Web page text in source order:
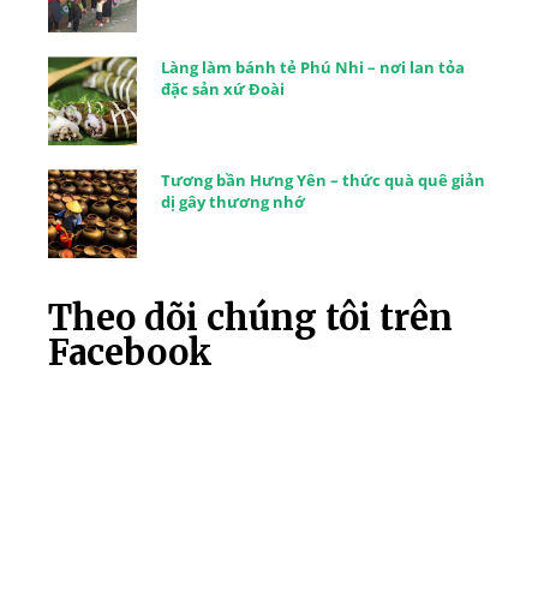
Làng làm bánh tẻ Phú Nhi – nơi lan tỏa
đặc sản xứ Đoài
Tương bần Hưng Yên – thức quà quê giản
dị gây thương nhớ
Theo dõi chúng tôi trên
Facebook